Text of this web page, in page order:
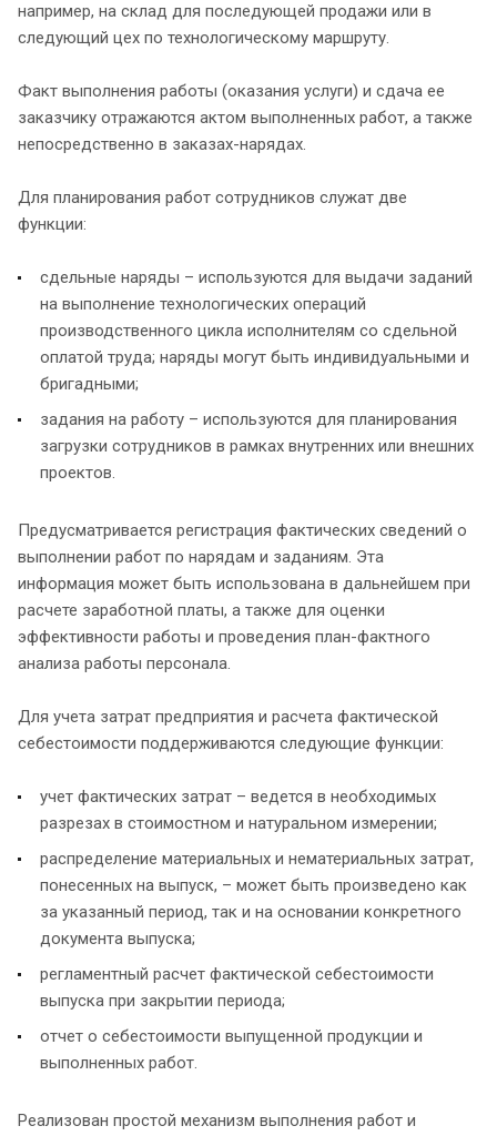
например, на склад для последующей продажи или в
следующий цех по технологическому маршруту.
Факт выполнения работы (оказания услуги) и сдача ее
заказчику отражаются актом выполненных работ, а также
непосредственно в заказах-нарядах.
Для планирования работ сотрудников служат две
функции:
сдельные наряды – используются для выдачи заданий
на выполнение технологических операций
производственного цикла исполнителям со сдельной
оплатой труда; наряды могут быть индивидуальными и
бригадными;
задания на работу – используются для планирования
загрузки сотрудников в рамках внутренних или внешних
проектов.
Предусматривается регистрация фактических сведений о
выполнении работ по нарядам и заданиям. Эта
информация может быть использована в дальнейшем при
расчете заработной платы, а также для оценки
эффективности работы и проведения план-фактного
анализа работы персонала.
Для учета затрат предприятия и расчета фактической
себестоимости поддерживаются следующие функции:
учет фактических затрат – ведется в необходимых
разрезах в стоимостном и натуральном измерении;
распределение материальных и нематериальных затрат,
понесенных на выпуск, – может быть произведено как
за указанный период, так и на основании конкретного
документа выпуска;
регламентный расчет фактической себестоимости
выпуска при закрытии периода;
отчет о себестоимости выпущенной продукции и
выполненных работ.
Реализован простой механизм выполнения работ и